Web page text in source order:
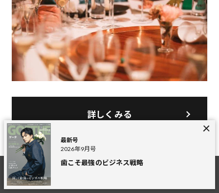
詳しくみる
最新号
2026年9月号
歯こそ最強のビジネス戦略